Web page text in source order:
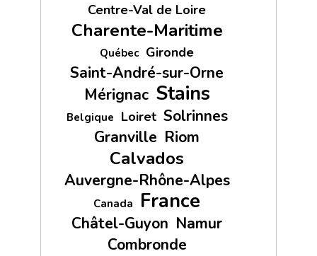
Centre-Val de Loire
Charente-Maritime
Québec Gironde
Saint-André-sur-Orne
Mérignac Stains
Belgique Loiret Solrinnes
Granville Riom
Calvados
Auvergne-Rhône-Alpes
Canada France
Châtel-Guyon Namur
Combronde